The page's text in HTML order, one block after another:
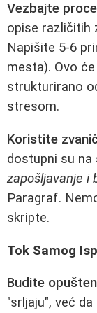
Vezbajte
opise različitih
Napišite 5-6
mesta). Ovo
strukturirano
stresom.
Koristite
dostupni su na
zapošljavanje i
Paragraf.
skripte.
Tok Samog
Budite
"srljaju", već